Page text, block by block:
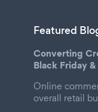
Featured
Converting
Black Friday
Online
overall retail